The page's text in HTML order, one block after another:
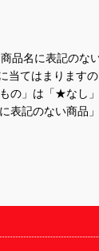
名に表記のな
てはまりますの
」は「★なし
記のない商品